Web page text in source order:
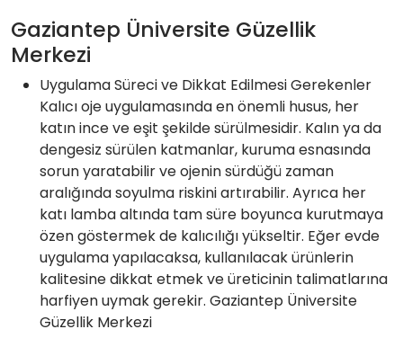
Gaziantep Üniversite Güzellik
Merkezi
Uygulama Süreci ve Dikkat Edilmesi Gerekenler
Kalıcı oje uygulamasında en önemli husus, her
katın ince ve eşit şekilde sürülmesidir. Kalın ya da
dengesiz sürülen katmanlar, kuruma esnasında
sorun yaratabilir ve ojenin sürdüğü zaman
aralığında soyulma riskini artırabilir. Ayrıca her
katı lamba altında tam süre boyunca kurutmaya
özen göstermek de kalıcılığı yükseltir. Eğer evde
uygulama yapılacaksa, kullanılacak ürünlerin
kalitesine dikkat etmek ve üreticinin talimatlarına
harfiyen uymak gerekir. Gaziantep Üniversite
Güzellik Merkezi